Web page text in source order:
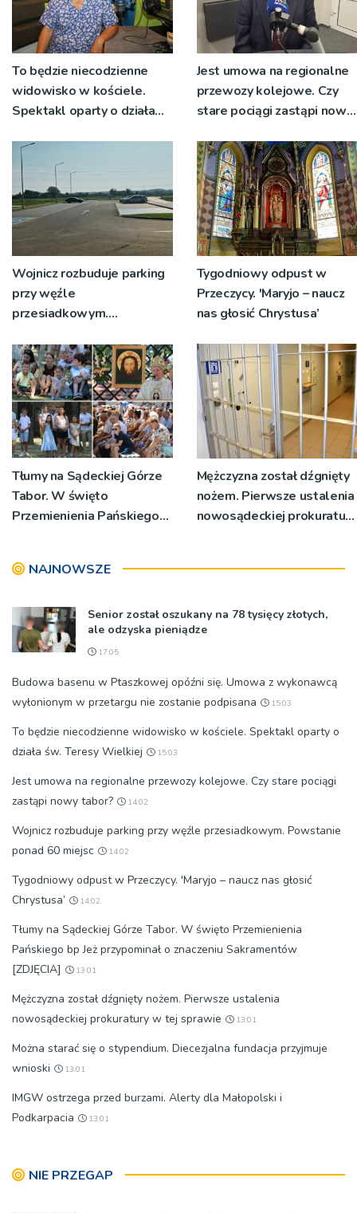
To będzie niecodzienne
widowisko w kościele.
Spektakl oparty o działa
Jest umowa na regionalne
przewozy kolejowe. Czy
stare pociągi zastąpi nowy
Wojnicz rozbuduje parking
przy węźle
przesiadkowym.
miejsc
Tygodniowy odpust w
Przeczycy. 'Maryjo – naucz
nas głosić Chrystusa’
Tłumy na Sądeckiej Górze
Tabor. W święto
Przemienienia Pańskiego
[ZDJĘCIA]
Mężczyzna został dźgnięty
nożem. Pierwsze ustalenia
nowosądeckiej prokuratury
NAJNOWSZE
Senior został oszukany na 78 tysięcy złotych,
ale odzyska pieniądze
17:05
Budowa basenu w Ptaszkowej opóźni się. Umowa z wykonawcą
wyłonionym w przetargu nie zostanie podpisana
15:03
To będzie niecodzienne widowisko w kościele. Spektakl oparty o
działa św. Teresy Wielkiej
15:03
Jest umowa na regionalne przewozy kolejowe. Czy stare pociągi
zastąpi nowy tabor?
14:02
Wojnicz rozbuduje parking przy węźle przesiadkowym. Powstanie
ponad 60 miejsc
14:02
Tygodniowy odpust w Przeczycy. 'Maryjo – naucz nas głosić
Chrystusa’
14:02
Tłumy na Sądeckiej Górze Tabor. W święto Przemienienia
Pańskiego bp Jeż przypominał o znaczeniu Sakramentów
[ZDJĘCIA]
13:01
Mężczyzna został dźgnięty nożem. Pierwsze ustalenia
nowosądeckiej prokuratury w tej sprawie
13:01
Można starać się o stypendium. Diecezjalna fundacja przyjmuje
wnioski
13:01
IMGW ostrzega przed burzami. Alerty dla Małopolski i
Podkarpacia
13:01
NIE PRZEGAP